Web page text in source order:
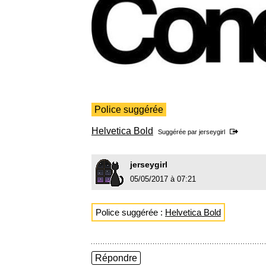
Police suggérée
Helvetica Bold Suggérée par jerseygirl
jerseygirl
05/05/2017 à 07:21
Police suggérée : Helvetica Bold
Répondre